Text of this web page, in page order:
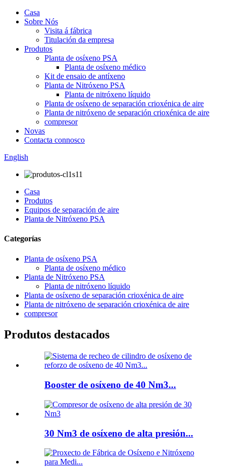
Casa
Sobre Nós
Visita á fábrica
Titulación da empresa
Produtos
Planta de osíxeno PSA
Planta de osíxeno médico
Kit de ensaio de antíxeno
Planta de Nitróxeno PSA
Planta de nitróxeno líquido
Planta de osíxeno de separación crioxénica de aire
Planta de nitróxeno de separación crioxénica de aire
compresor
Novas
Contacta connosco
English
Casa
Produtos
Equipos de separación de aire
Planta de Nitróxeno PSA
Categorías
Planta de osíxeno PSA
Planta de osíxeno médico
Planta de Nitróxeno PSA
Planta de nitróxeno líquido
Planta de osíxeno de separación crioxénica de aire
Planta de nitróxeno de separación crioxénica de aire
compresor
Produtos destacados
Booster de osíxeno de 40 Nm3...
30 Nm3 de osíxeno de alta presión...